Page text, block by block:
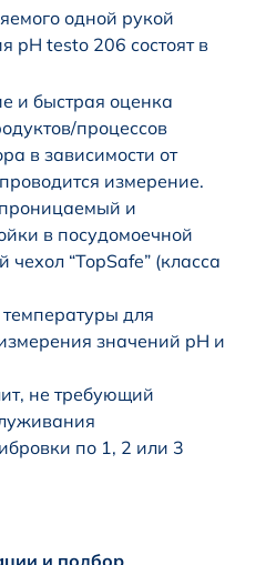
одной рукой
pH testo 206 состоят в
и быстрая оценка
процессов
в зависимости от
измерение.
и
в посудомоечной
“TopSafe” (класса
для
значений pH и
не требующий
по 1, 2 или 3
и подбор